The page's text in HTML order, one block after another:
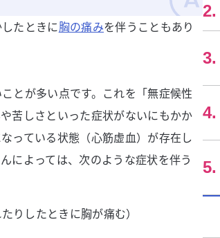
たときに胸の痛みを伴うこともあり
とが多い点です。これを「無症候性
苦しさといった症状がないにもかか
っている状態（心筋虚血）が存在し
によっては、次のような症状を伴う
りしたときに胸が痛む）
2.
3.
4.
5.